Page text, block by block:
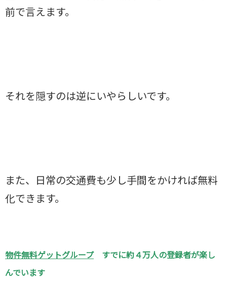
前で言えます。
それを隠すのは逆にいやらしいです。
また、日常の交通費も少し手間をかければ無料
化できます。
物件無料ゲットグループすでに約４万人の登録者が楽し
んでいます